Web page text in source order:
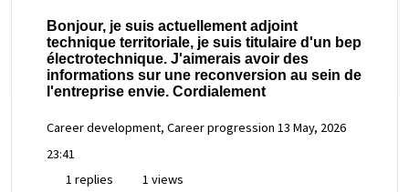
Bonjour, je suis actuellement adjoint
technique territoriale, je suis titulaire d'un bep
électrotechnique. J'aimerais avoir des
informations sur une reconversion au sein de
l'entreprise envie. Cordialement
Career development, Career progression 13 May, 2026
23:41
1 replies
1 views